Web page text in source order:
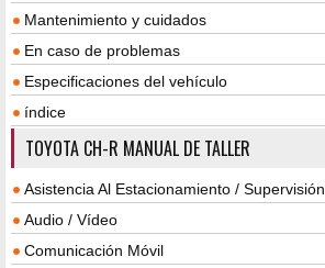
Mantenimiento y cuidados
En caso de problemas
Especificaciones del vehículo
índice
TOYOTA CH-R MANUAL DE TALLER
Asistencia Al Estacionamiento / Supervisión
Audio / Vídeo
Comunicación Móvil